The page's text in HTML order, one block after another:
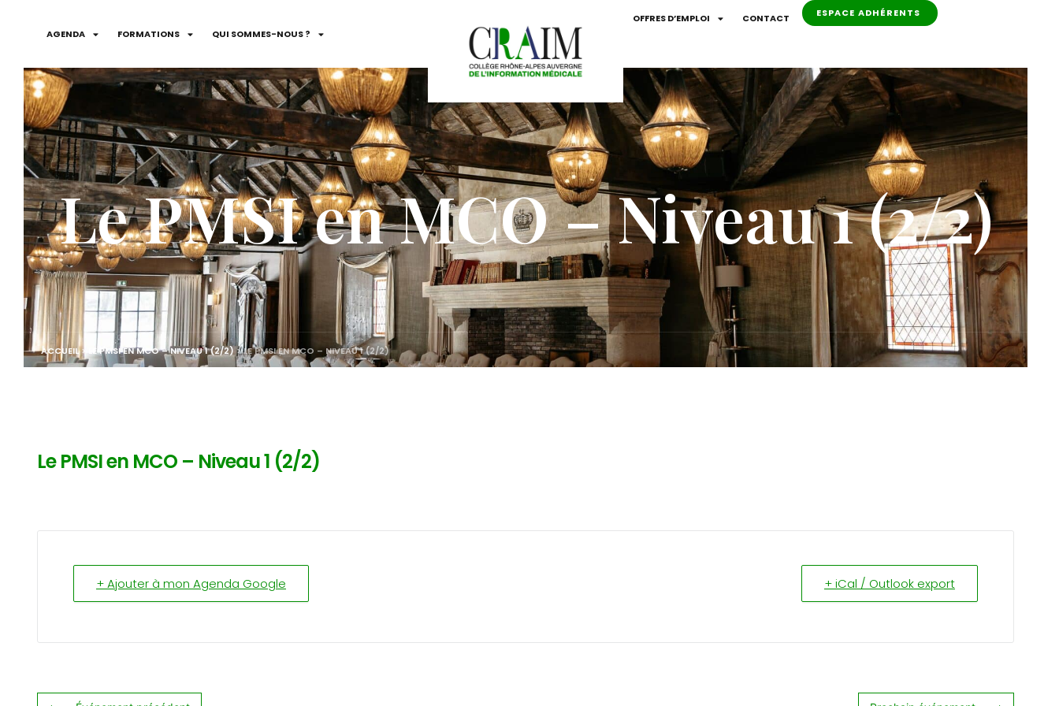
AGENDA FORMATIONS QUI SOMMES-NOUS ?
OFFRES D’EMPLOI CONTACT ESPACE ADHÉRENTS
Le PMSI en MCO – Niveau 1 (2/2)
ACCUEIL> LE PMSI EN MCO – NIVEAU 1 (2/2)>LE PMSI EN MCO – NIVEAU 1 (2/2)
Le PMSI en MCO – Niveau 1 (2/2)
+ Ajouter à mon Agenda Google + iCal / Outlook export